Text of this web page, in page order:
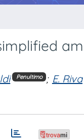
Penultimo ; E. Riva